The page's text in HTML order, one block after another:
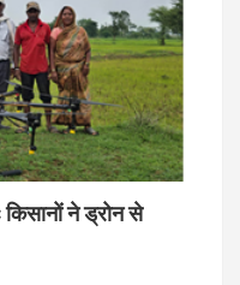
ने ड्रोन से